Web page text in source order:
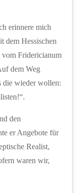
erinnere mich
dem Hessischen
Fridericianum
dem Weg
die wieder wollen:
den
er Angebote für
Realist,
waren wir,